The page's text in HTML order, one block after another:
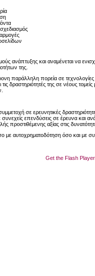
ανάπτυξης και αναμένεται να
της.
παράλληλη πορεία σε
δραστηριότητές της σε νέους
συμμετοχή σε ερευνητικές
συνεχείς επενδύσεις σε έρευνα και
προστιθέμενης αξίας στις
με αυτοχρηματοδότηση όσο και με
Get the Flash Player